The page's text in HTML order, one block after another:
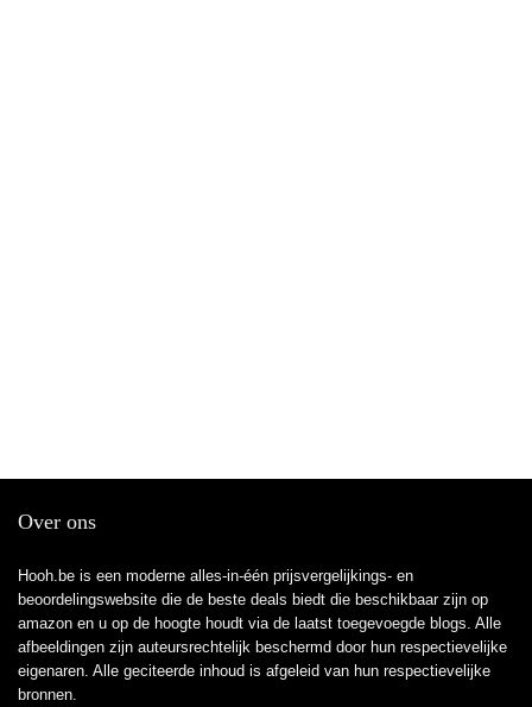
Over ons
Hooh.be is een moderne alles-in-één prijsvergelijkings- en
beoordelingswebsite die de beste deals biedt die beschikbaar zijn op
amazon en u op de hoogte houdt via de laatst toegevoegde blogs. Alle
afbeeldingen zijn auteursrechtelijk beschermd door hun respectievelijke
eigenaren. Alle geciteerde inhoud is afgeleid van hun respectievelijke
bronnen.